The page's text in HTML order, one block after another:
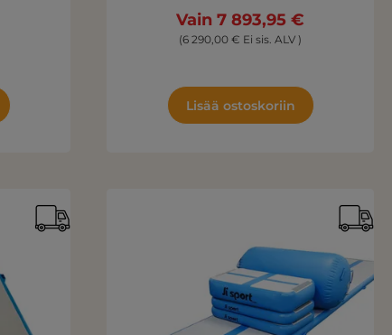
Vain 7 893,95 €
(6 290,00 € Ei sis. ALV )
Lisää ostoskoriin